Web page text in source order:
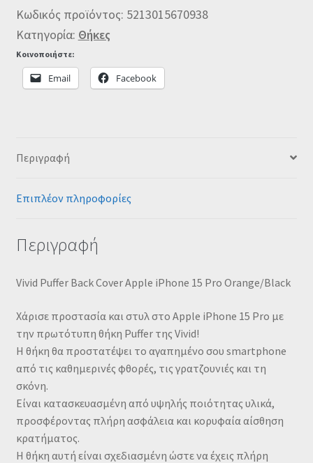
Κωδικός προϊόντος: 5213015670938
Κατηγορία: Θήκες
Κοινοποιήστε:
Email Facebook
Περιγραφή
Επιπλέον πληροφορίες
Περιγραφή
Vivid Puffer Back Cover Apple iPhone 15 Pro Orange/Black
Χάρισε προστασία και στυλ στο Apple iPhone 15 Pro με
την πρωτότυπη θήκη Puffer της Vivid!
Η θήκη θα προστατέψει το αγαπημένο σου smartphone
από τις καθημερινές φθορές, τις γρατζουνιές και τη
σκόνη.
Είναι κατασκευασμένη από υψηλής ποιότητας υλικά,
προσφέροντας πλήρη ασφάλεια και κορυφαία αίσθηση
κρατήματος.
Η θήκη αυτή είναι σχεδιασμένη ώστε να έχεις πλήρη